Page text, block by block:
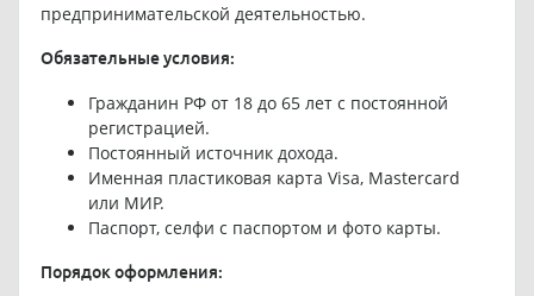
предпринимательской деятельностью.
Обязательные условия:
Гражданин РФ от 18 до 65 лет с постоянной
регистрацией.
Постоянный источник дохода.
Именная пластиковая карта Visa, Mastercard
или МИР.
Паспорт, селфи с паспортом и фото карты.
Порядок оформления: